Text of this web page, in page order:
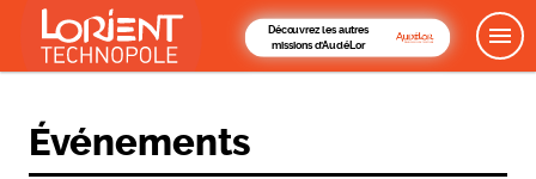
Découvrez les autres
missions d'AudéLor
Événements